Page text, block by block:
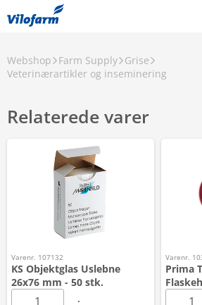
Webshop Farm Supply Grise
Veterinærartikler og inseminering
Relaterede varer
Varenr. 107132
KS Objektglas Uslebne
26x76 mm - 50 stk.
Varenr.
Prima